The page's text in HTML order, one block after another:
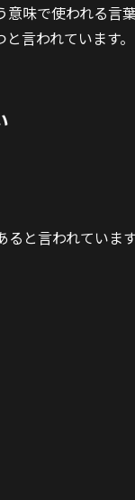
味で使われる言
言われています。
と言われています